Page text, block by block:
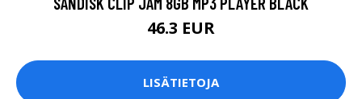
46.3 EUR
LISÄTIETOJA